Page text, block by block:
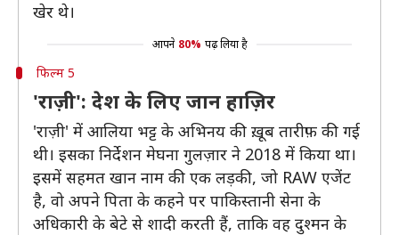
खेर थे।
आपने 80% पढ़ लिया है
फिल्म 5
'राज़ी': देश के लिए जान हाज़िर
'राज़ी' में आलिया भट्ट के अभिनय की ख़ूब तारीफ़ की गई
थी। इसका निर्देशन मेघना गुलज़ार ने 2018 में किया था।
इसमें सहमत खान नाम की एक लड़की, जो RAW एजेंट
है, वो अपने पिता के कहने पर पाकिस्तानी सेना के
अधिकारी के बेटे से शादी करती हैं, ताकि वह दुश्मन के